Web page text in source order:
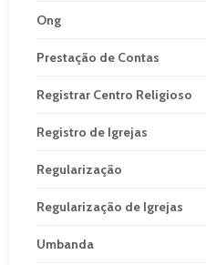
Ong
Prestação de Contas
Registrar Centro Religioso
Registro de Igrejas
Regularização
Regularização de Igrejas
Umbanda